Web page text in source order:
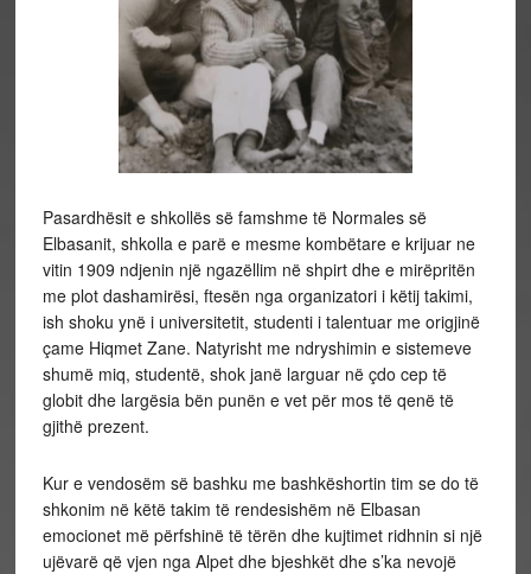
Pasardhësit e shkollës së famshme të Normales së
Elbasanit, shkolla e parë e mesme kombëtare e krijuar ne
vitin 1909 ndjenin një ngazëllim në shpirt dhe e mirëpritën
me plot dashamirësi, ftesën nga organizatori i këtij takimi,
ish shoku ynë i universitetit, studenti i talentuar me origjinë
çame Hiqmet Zane. Natyrisht me ndryshimin e sistemeve
shumë miq, studentë, shok janë larguar në çdo cep të
globit dhe largësia bën punën e vet për mos të qenë të
gjithë prezent.
Kur e vendosëm së bashku me bashkëshortin tim se do të
shkonim në këtë takim të rendesishëm në Elbasan
emocionet më përfshinë të tërën dhe kujtimet ridhnin si një
ujëvarë që vjen nga Alpet dhe bjeshkët dhe s’ka nevojë